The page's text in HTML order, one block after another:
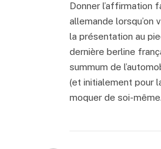
Donner l’affirmation
allemande lorsqu’on
la présentation au
dernière berline
summum de
(et initialement pour
moquer de soi-même.